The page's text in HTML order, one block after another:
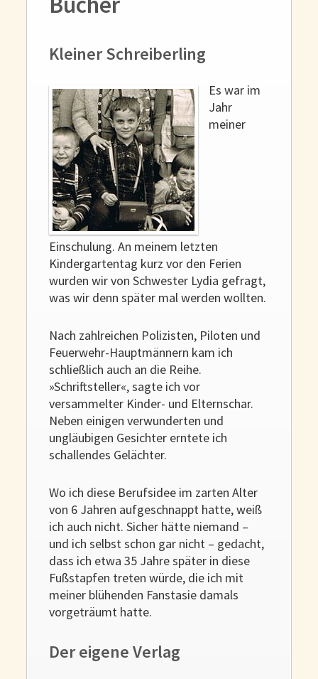
Gedanken und Gefühle
Bücher
Momoko
Die zwei Leben des Herrn Richie
Shop
Kontakt
Kleiner Schreiberling
Es war im
Jahr
meiner
Einschulung. An meinem letzten
Kindergartentag kurz vor den Ferien
wurden wir von Schwester Lydia gefragt,
was wir denn später mal werden wollten.
Nach zahlreichen Polizisten, Piloten und
Feuerwehr-Hauptmännern kam ich
schließlich auch an die Reihe.
»Schriftsteller«, sagte ich vor
versammelter Kinder- und Elternschar.
Neben einigen verwunderten und
ungläubigen Gesichter erntete ich
schallendes Gelächter.
Wo ich diese Berufsidee im zarten Alter
von 6 Jahren aufgeschnappt hatte, weiß
ich auch nicht. Sicher hätte niemand –
und ich selbst schon gar nicht – gedacht,
dass ich etwa 35 Jahre später in diese
Fußstapfen treten würde, die ich mit
meiner blühenden Fanstasie damals
vorgeträumt hatte.
Der eigene Verlag